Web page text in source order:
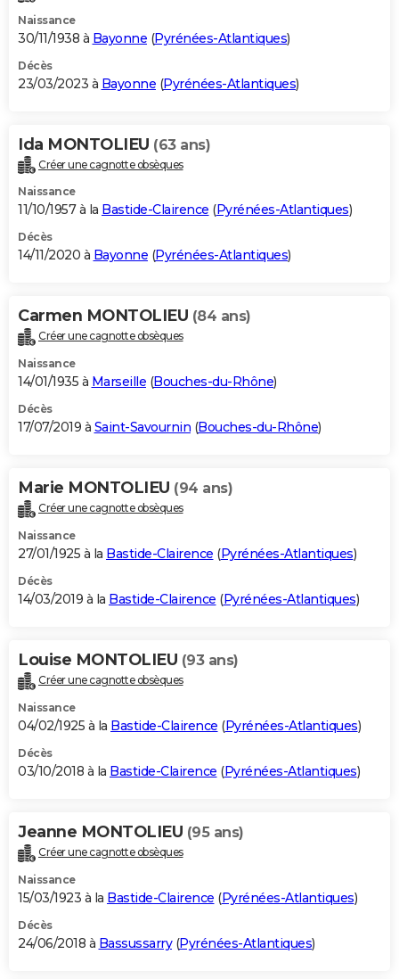
Naissance
30/11/1938 à Bayonne (Pyrénées-Atlantiques)
Décès
23/03/2023 à Bayonne (Pyrénées-Atlantiques)
Ida MONTOLIEU (63 ans)
Créer une cagnotte obsèques
Naissance
11/10/1957 à la Bastide-Clairence (Pyrénées-Atlantiques)
Décès
14/11/2020 à Bayonne (Pyrénées-Atlantiques)
Carmen MONTOLIEU (84 ans)
Créer une cagnotte obsèques
Naissance
14/01/1935 à Marseille (Bouches-du-Rhône)
Décès
17/07/2019 à Saint-Savournin (Bouches-du-Rhône)
Marie MONTOLIEU (94 ans)
Créer une cagnotte obsèques
Naissance
27/01/1925 à la Bastide-Clairence (Pyrénées-Atlantiques)
Décès
14/03/2019 à la Bastide-Clairence (Pyrénées-Atlantiques)
Louise MONTOLIEU (93 ans)
Créer une cagnotte obsèques
Naissance
04/02/1925 à la Bastide-Clairence (Pyrénées-Atlantiques)
Décès
03/10/2018 à la Bastide-Clairence (Pyrénées-Atlantiques)
Jeanne MONTOLIEU (95 ans)
Créer une cagnotte obsèques
Naissance
15/03/1923 à la Bastide-Clairence (Pyrénées-Atlantiques)
Décès
24/06/2018 à Bassussarry(Pyrénées-Atlantiques)